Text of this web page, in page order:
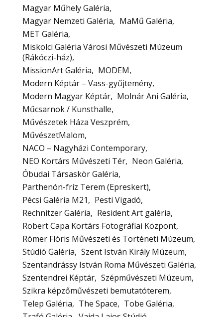
Magyar Műhely Galéria
Magyar Nemzeti Galéria
MaMű Galéria
MET Galéria
Miskolci Galéria Városi Művészeti Múzeum
(Rákóczi-ház)
MissionArt Galéria
MODEM
Modern Képtár – Vass-gyűjtemény
Modern Magyar Képtár
Molnár Ani Galéria
Műcsarnok / Kunsthalle
Művészetek Háza Veszprém
MűvészetMalom
NACO – Nagyházi Contemporary
NEO Kortárs Művészeti Tér
Neon Galéria
Óbudai Társaskör Galéria
Parthenón-fríz Terem (Epreskert)
Pécsi Galéria M21
Pesti Vigadó
Rechnitzer Galéria
Resident Art galéria
Robert Capa Kortárs Fotográfiai Központ
Rómer Flóris Művészeti és Történeti Múzeum
Stúdió Galéria
Szent István Király Múzeum
Szentandrássy István Roma Művészeti Galéria
Szentendrei Képtár Szépművészeti Múzeum
Szikra képzőművészeti bemutatóterem
Telep Galéria
The Space
Tobe Galéria